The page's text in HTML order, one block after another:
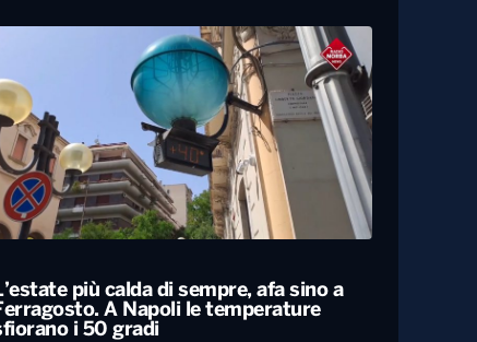
più calda di sempre, afa sino a
A Napoli le temperature
i 50 gradi